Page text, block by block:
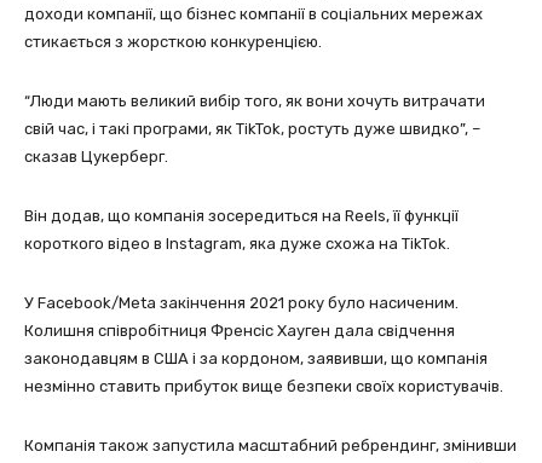
доходи компанії, що бізнес компанії в соціальних мережах
стикається з жорсткою конкуренцією.
“Люди мають великий вибір того, як вони хочуть витрачати
свій час, і такі програми, як TikTok, ростуть дуже швидко”, –
сказав Цукерберг.
Він додав, що компанія зосередиться на Reels, її функції
короткого відео в Instagram, яка дуже схожа на TikTok.
У Facebook/Meta закінчення 2021 року було насиченим.
Колишня співробітниця Френсіс Хауген дала свідчення
законодавцям в США і за кордоном, заявивши, що компанія
незмінно ставить прибуток вище безпеки своїх користувачів.
Компанія також запустила масштабний ребрендинг, змінивши